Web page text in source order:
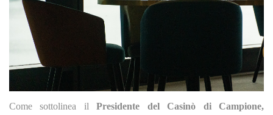
Come sottolinea ilPresidente del Casinò di Campione,